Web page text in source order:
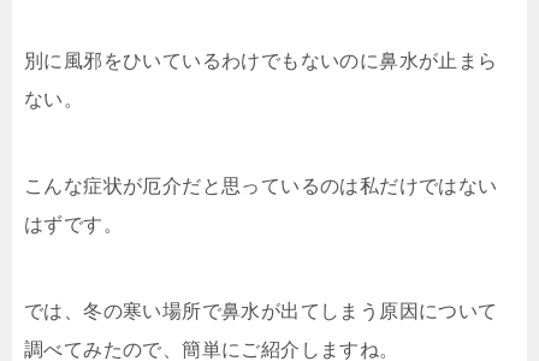
別に風邪をひいているわけでもないのに鼻水が止まら
ない。
こんな症状が厄介だと思っているのは私だけではない
はずです。
では、冬の寒い場所で鼻水が出てしまう原因について
調べてみたので、簡単にご紹介しますね。